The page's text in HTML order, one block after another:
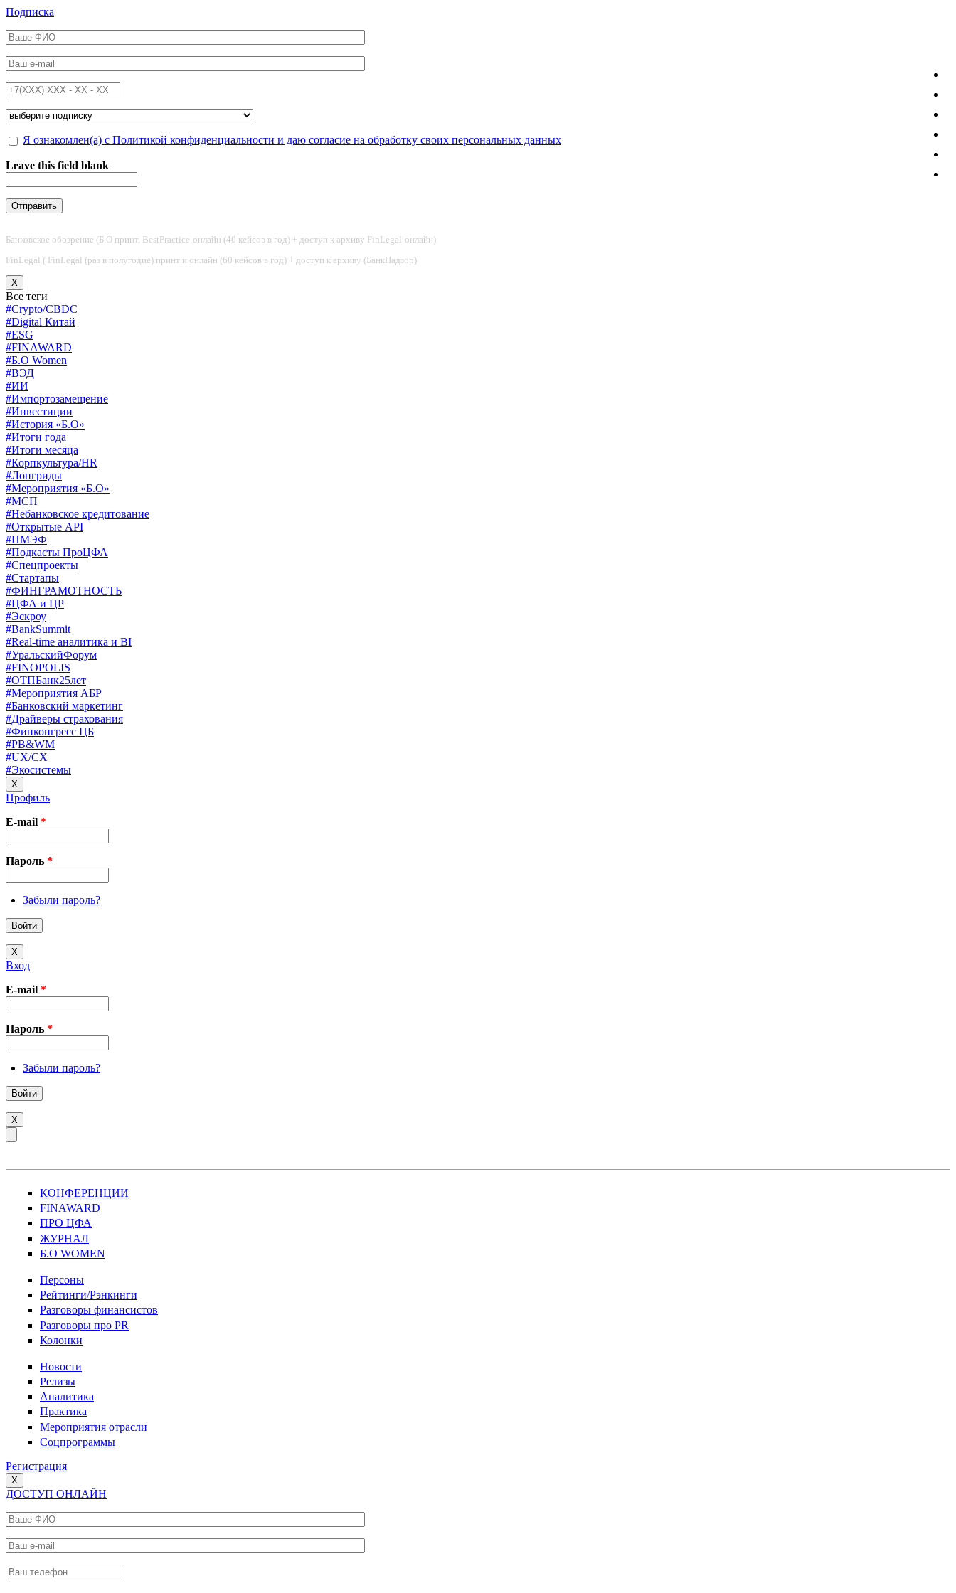
Перейти к основному содержанию
Подписка
ФИО*
Email*
Телефон*
Подписка на*
Обработка персональных данных*
Я ознакомлен(а) с Политикой конфиденциальности и даю согласие на обработку своих персональных данных
Leave this field blank
Банковское обозрение (Б.О принт, BestPractice-онлайн (40 кейсов в год) + доступ к архиву FinLegal-онлайн)
FinLegal ( FinLegal (раз в полугодие) принт и онлайн (60 кейсов в год) + доступ к архиву (БанкНадзор)
X
Все теги
#Crypto/CBDC
#Digital Китай
#ESG
#FINAWARD
#Б.О Women
#ВЭД
#ИИ
#Импортозамещение
#Инвестиции
#История «Б.О»
#Итоги года
#Итоги месяца
#Корпкультура/HR
#Лонгриды
#Мероприятия «Б.О»
#МСП
#Небанковское кредитование
#Открытые API
#ПМЭФ
#Подкасты ПроЦФА
#Спецпроекты
#Стартапы
#ФИНГРАМОТНОСТЬ
#ЦФА и ЦР
#Эскроу
#BankSummit
#Real-time аналитика и BI
#УральскийФорум
#FINOPOLIS
#ОТПБанк25лет
#Мероприятия АБР
#Банковский маркетинг
#Драйверы страхования
#Финконгресс ЦБ
#PB&WM
#UX/CX
#Экосистемы
X
Профиль
E-mail *
Пароль *
Забыли пароль?
X
Вход
E-mail *
Пароль *
Забыли пароль?
X
КОНФЕРЕНЦИИ
FINAWARD
ПРО ЦФА
ЖУРНАЛ
Б.О WOMEN
Персоны
Рейтинги/Рэнкинги
Разговоры финансистов
Разговоры про PR
Колонки
Новости
Релизы
Аналитика
Практика
Мероприятия отрасли
Соцпрограммы
Регистрация
X
ДОСТУП ОНЛАЙН
Ваше ФИО
Ваш e-mail
Ваш телефон